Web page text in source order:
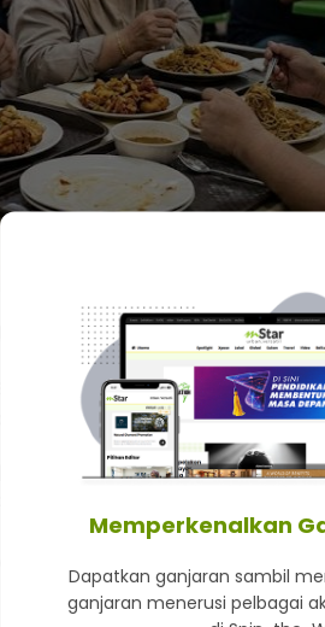
mengalami masalah
persaraan ialah tempoh
tidak berjangkit (NCD),"
program Perkeso Run and
2026.
turut mendedahkan hanya
Memperkenalkan
Dapatkan ganjaran sambil
ganjaran menerusi pelbagai